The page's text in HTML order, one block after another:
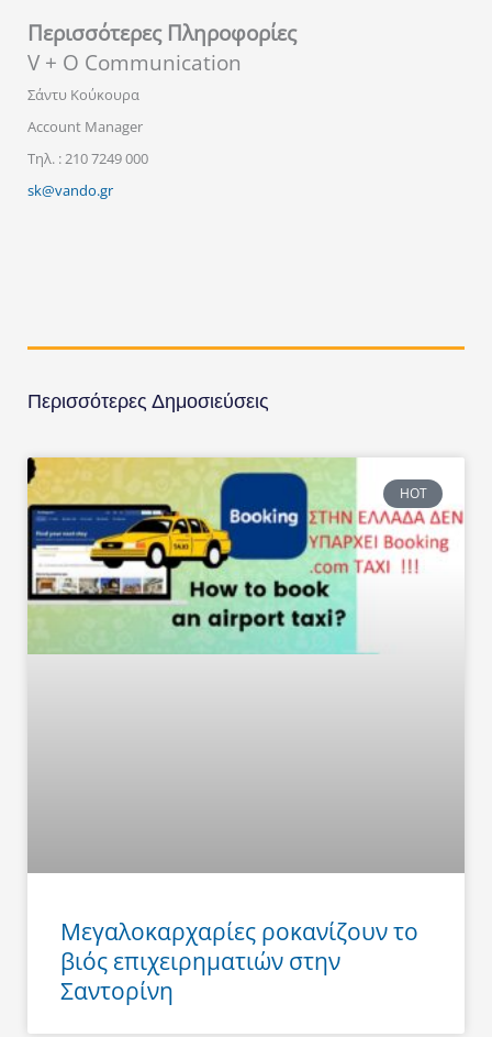
Περισσότερες Πληροφορίες
V + O Communication
Σάντυ Κούκουρα
Account Manager
Τηλ. : 210 7249 000
sk@vando.gr
Περισσότερες Δημοσιεύσεις
HOT
Μεγαλοκαρχαρίες ροκανίζουν το
βιός επιχειρηματιών στην
Σαντορίνη